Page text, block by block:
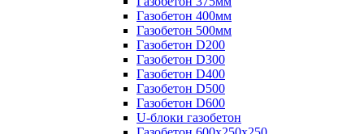
Газобетон 400мм
Газобетон 500мм
Газобетон D200
Газобетон D300
Газобетон D400
Газобетон D500
Газобетон D600
U-блоки газобетон